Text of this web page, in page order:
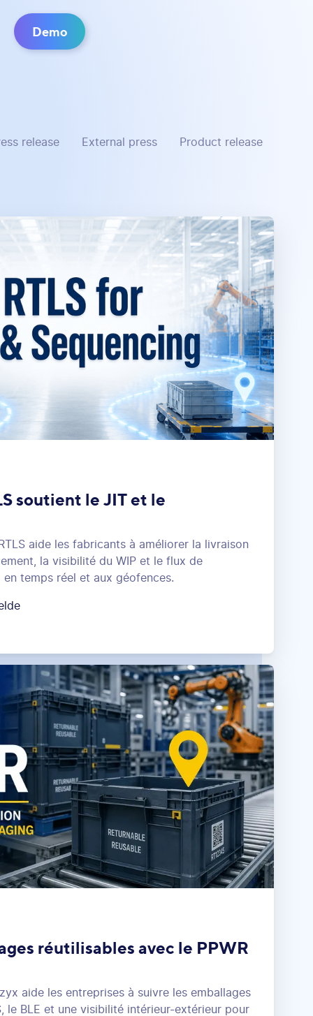
Demo
release External press Product release
soutient le JIT et le
aide les fabricants à améliorer la livraison
la visibilité du WIP et le flux de
temps réel et aux géofences.
réutilisables avec le PPWR
aide les entreprises à suivre les emballages
le BLE et une visibilité intérieur-extérieur pour